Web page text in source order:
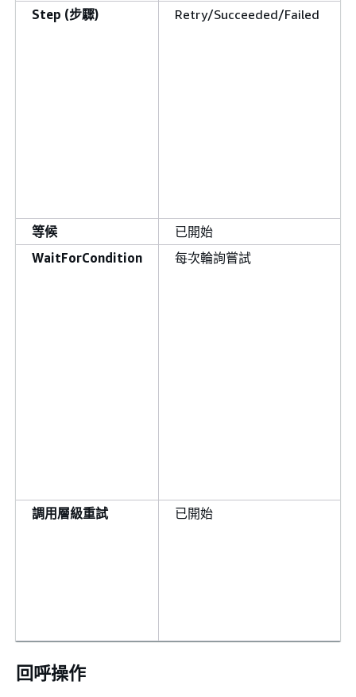
Step (步驟) Retry/Succeeded/Failed
等候
已開始
WaitForCondition
每次輪詢嘗試
調用層級重試 已開始
回呼操作